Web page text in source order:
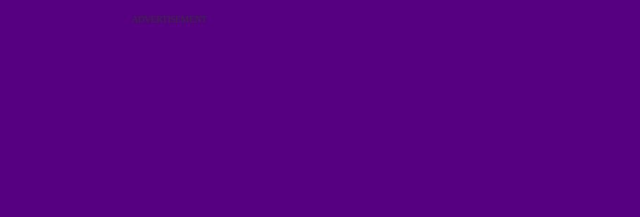
ADVERTISEMENT